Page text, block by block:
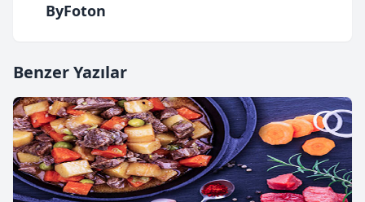
ByFoton
Benzer Yazılar